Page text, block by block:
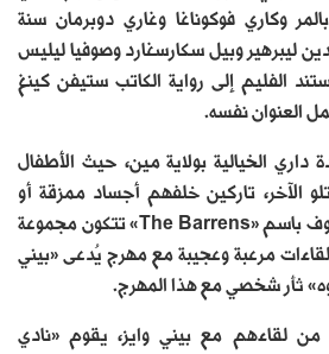
وكاري فوكوناغا وغاري دوبرمان سنة
ليبرهير وبيل سكارسغارد وصوفيا ليليس
الفليم إلى رواية الكاتب ستيفن كينغ
داري الخيالية بولاية مين، حيث الأطفال
الآخر، تاركين خلفهم أجساد ممزقة أو
أشلاء، بينما في مكان معروف باسم «The Barrens» تتكون مجموعة
مرعبة وعجيبة مع مهرج يُدعى «بيني
ثأر شخصي مع هذا المهرج.
لقاءهم مع بيني وايز، يقوم «نادي